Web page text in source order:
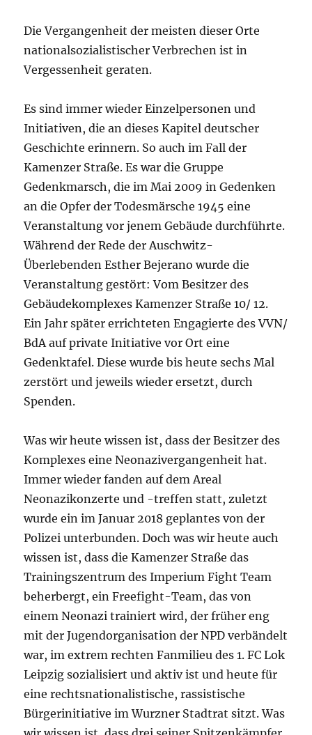
Die Vergangenheit der meisten dieser Orte
nationalsozialistischer Verbrechen ist in
Vergessenheit geraten.
Es sind immer wieder Einzelpersonen und
Initiativen, die an dieses Kapitel deutscher
Geschichte erinnern. So auch im Fall der
Kamenzer Straße. Es war die Gruppe
Gedenkmarsch, die im Mai 2009 in Gedenken
an die Opfer der Todesmärsche 1945 eine
Veranstaltung vor jenem Gebäude durchführte.
Während der Rede der Auschwitz-
Überlebenden Esther Bejerano wurde die
Veranstaltung gestört: Vom Besitzer des
Gebäudekomplexes Kamenzer Straße 10/ 12.
Ein Jahr später errichteten Engagierte des VVN/
BdA auf private Initiative vor Ort eine
Gedenktafel. Diese wurde bis heute sechs Mal
zerstört und jeweils wieder ersetzt, durch
Spenden.
Was wir heute wissen ist, dass der Besitzer des
Komplexes eine Neonazivergangenheit hat.
Immer wieder fanden auf dem Areal
Neonazikonzerte und -treffen statt, zuletzt
wurde ein im Januar 2018 geplantes von der
Polizei unterbunden. Doch was wir heute auch
wissen ist, dass die Kamenzer Straße das
Trainingszentrum des Imperium Fight Team
beherbergt, ein Freefight-Team, das von
einem Neonazi trainiert wird, der früher eng
mit der Jugendorganisation der NPD verbändelt
war, im extrem rechten Fanmilieu des 1. FC Lok
Leipzig sozialisiert und aktiv ist und heute für
eine rechtsnationalistische, rassistische
Bürgerinitiative im Wurzner Stadtrat sitzt. Was